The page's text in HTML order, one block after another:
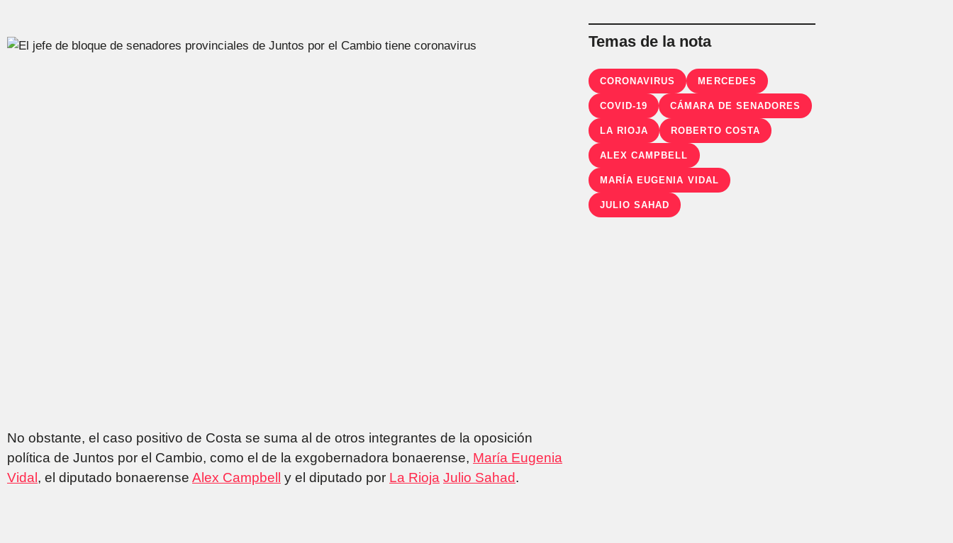
No obstante, el caso positivo de Costa se suma al de otros integrantes de la oposición
política de Juntos por el Cambio, como el de la exgobernadora bonaerense, María Eugenia
Vidal , el diputado bonaerense Alex Campbell y el diputado por La Rioja Julio Sahad.
Temas de la nota
CORONAVIRUS MERCEDES
COVID-19 CÁMARA DE SENADORES
LA RIOJA ROBERTO COSTA
ALEX CAMPBELL
MARÍA EUGENIA VIDAL
JULIO SAHAD